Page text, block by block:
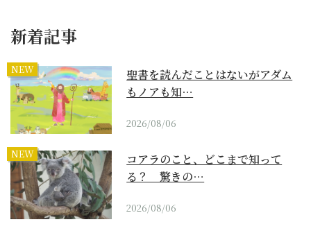
新着記事
NEW
聖書を読んだことはないがアダム
もノアも知…
2026/08/06
NEW
コアラのこと、どこまで知って
る？ 驚きの…
2026/08/06